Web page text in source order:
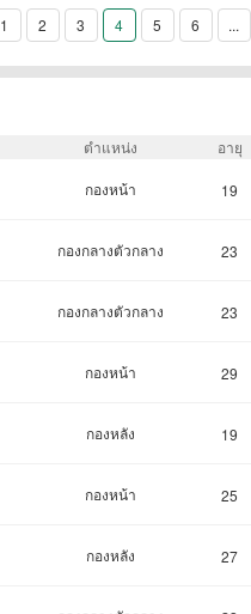
1 2 3 4 5 6 ...
ตำแหน่ง อายุ
กองหน้า 19
กองกลางตัวกลาง 23
กองกลางตัวกลาง 23
กองหน้า 29
กองหลัง 19
กองหน้า 25
กองหลัง 27